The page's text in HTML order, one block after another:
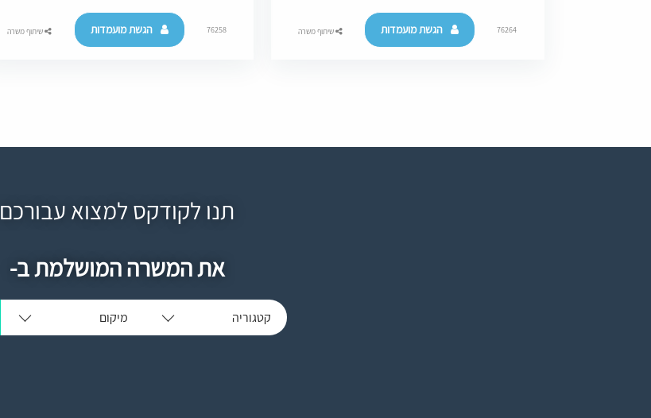
76264 הגשת מועמדות שיתוף משרה 76258 הגשת מועמדות שיתוף משרה
תנו לקודקס למצוא עבורכם
את המשרה המושלמת ב-
קטגוריה מיקום